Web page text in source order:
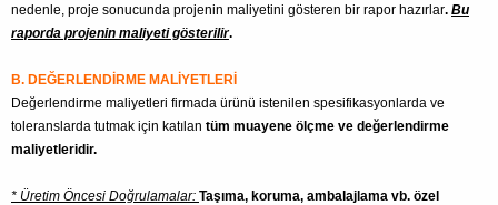
nedenle, proje sonucunda projenin maliyetini gösteren bir rapor hazırlar. Bu
raporda projenin maliyeti gösterilir.
B. DEĞERLENDİRME MALİYETLERİ
Değerlendirme maliyetleri firmada ürünü istenilen spesifikasyonlarda ve
toleranslarda tutmak için katılan tüm muayene ölçme ve değerlendirme
maliyetleridir.
* Üretim Öncesi Doğrulamalar: Taşıma, koruma, ambalajlama vb. özel